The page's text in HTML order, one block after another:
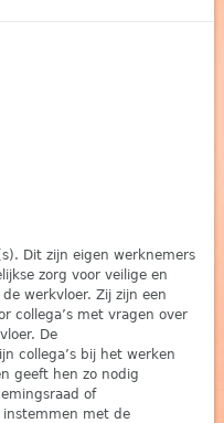
Dit zijn eigen werknemers
zorg voor veilige en
werkvloer. Zij zijn een
collega’s met vragen over
De
collega’s bij het werken
geeft hen zo nodig
of
instemmen met de